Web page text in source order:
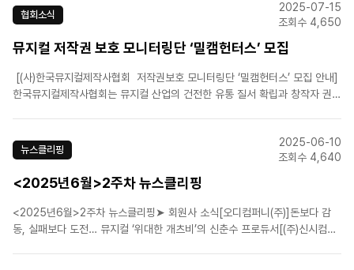
협회소식
2025-07-15
조회수 4,650
뮤지컬 저작권 보호 모니터링단 ‘밀캠헌터스’ 모집
[(사)한국뮤지컬제작사협회 저작권보호 모니터링단 ‘밀캠헌터스’ 모집 안내]
한국뮤지컬제작사협회는 뮤지컬 산업의 건전한 유통 질서 확립과 창작자 권익
마음으로..
뉴스클리핑
2025-06-10
조회수 4,640
<2025년6월>2주차 뉴스클리핑
<2025년6월>2주차 뉴스클리핑➤ 회원사 소식[오디컴퍼니(주)]돈보다 감
동, 실패보다 도전… 뮤지컬 ‘위대한 개츠비’의 신춘수 프로듀서[(주)신시컴퍼